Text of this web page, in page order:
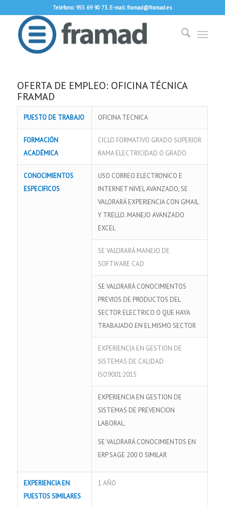
Teléfono: 955 69 90 73. E-mail: framad@framad.es
OFERTA DE EMPLEO: OFICINA TÉCNICA
FRAMAD
PUESTO DE TRABAJO OFICINA TECNICA
FORMACIÓN
ACADÉMICA
CICLO FORMATIVO GRADO SUPERIOR
RAMA ELECTRICIDAD O GRADO
CONOCIMIENTOS
ESPECIFICOS
USO CORREO ELECTRONICO E
INTERNET NIVEL AVANZADO, SE
VALORARÁ EXPERIENCIA CON GMAIL
Y TRELLO. MANEJO AVANZADO
EXCEL
SE VALORARÁ MANEJO DE
SOFTWARE CAD
SE VALORARÁ CONOCIMIENTOS
PREVIOS DE PRODUCTOS DEL
SECTOR ELECTRICO O QUE HAYA
TRABAJADO EN EL MISMO SECTOR
EXPERIENCIA EN GESTION DE
SISTEMAS DE CALIDAD
ISO9001:2015
EXPERIENCIA EN GESTION DE
SISTEMAS DE PREVENCION
LABORAL.
SE VALORARÁ CONOCIMIENTOS EN
ERP SAGE 200 O SIMILAR
EXPERIENCIA EN
PUESTOS SIMILARES
1 AÑO